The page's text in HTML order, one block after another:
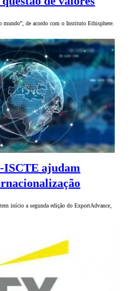
mundo”, de acordo com o Instituto Ethisphere.
ISCTE ajudam
início a segunda edição do ExportAdvance,